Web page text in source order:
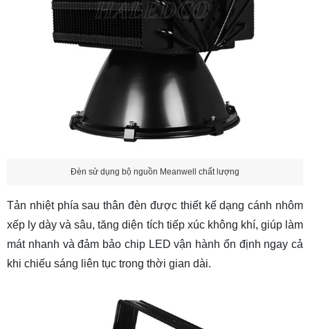
Đèn sử dụng bộ nguồn Meanwell chất lượng
Tản nhiệt phía sau thân đèn được thiết kế dạng cánh nhôm
xếp ly dày và sâu, tăng diện tích tiếp xúc không khí, giúp làm
mát nhanh và đảm bảo chip LED vận hành ổn định ngay cả
khi chiếu sáng liên tục trong thời gian dài.